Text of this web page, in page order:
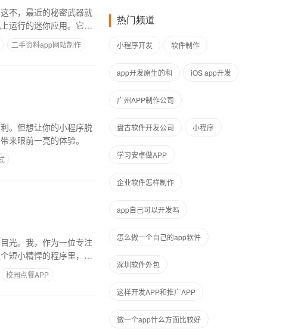
不，最近的秘密武器就
运行的迷你应用。它们
二手资料app网站制作
。但想让你的小程序脱
来眼前一亮的体验。
光。我，作为一位专注
短小精悍的程序里，竟
校园点餐APP
热门频道
小程序开发 软件制作
app开发原生的和 iOS app开发
广州APP制作公司
盘古软件开发公司 小程序
学习安卓做APP
企业软件怎样制作
app自己可以开发吗
怎么做一个自己的app软件
深圳软件外包
这样开发APP和推广APP
做一个app什么方面比较好